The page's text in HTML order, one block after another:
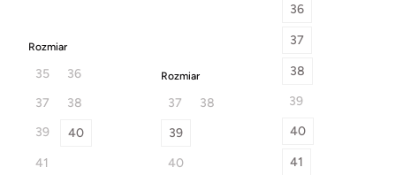
Rozmiar
35
36
37
38
39
40
41
Rozmiar
37
38
39
40
36
37
38
39
40
41